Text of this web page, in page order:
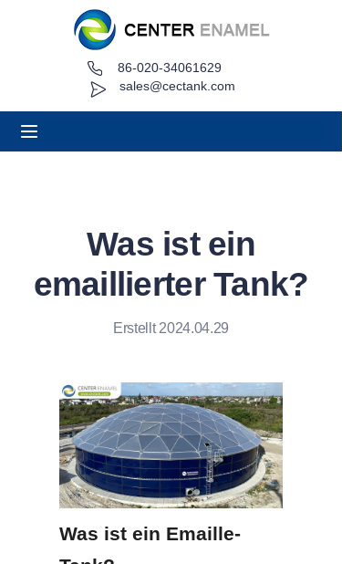
sales@cectank.com
86-020-34061629
Was ist ein
emaillierter Tank?
Erstellt 2024.04.29
Was ist ein Emaille-
Um
Kontakt